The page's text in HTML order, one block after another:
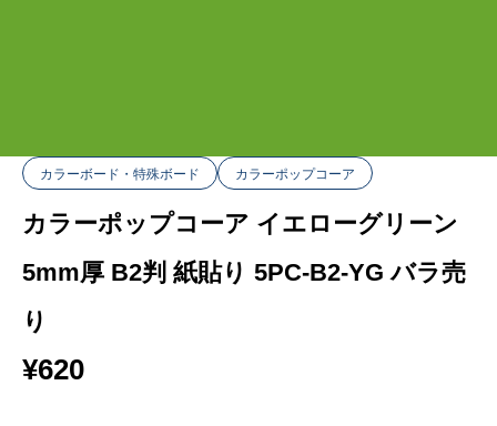
カラーボード・特殊ボード カラーポップコーア
カラーポップコーア イエローグリーン
5mm厚 B2判 紙貼り 5PC-B2-YG バラ売
り
¥620